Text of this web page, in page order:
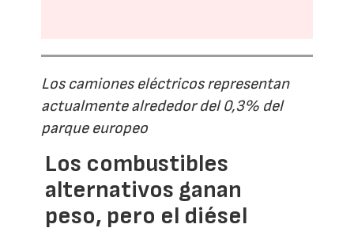
Los camiones eléctricos representan
actualmente alrededor del 0,3% del
parque europeo
Los combustibles
alternativos ganan
peso, pero el diésel